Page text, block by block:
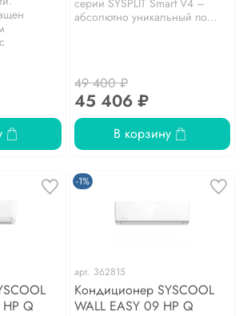
серии SYSPLIT Smart V4 –
абсолютно уникальный по...
49 400 ₽
45 406 ₽
В корзину
HP Q
-1%
арт. 362815
Кондиционер SYSCOOL
WALL EASY 09 HP Q